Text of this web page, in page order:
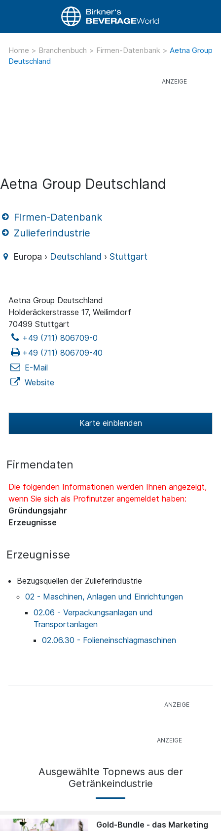
Home > Branchenbuch > Firmen-Datenbank > Aetna Group
Deutschland
Aetna Group Deutschland
Firmen-Datenbank
Zulieferindustrie
Europa › Deutschland ›Stuttgart
Aetna Group Deutschland
Holderäckerstrasse 17, Weilimdorf
70499 Stuttgart
+49 (711) 806709-0
+49 (711) 806709-40
E-Mail
Website
Karte einblenden
Firmendaten
Die folgenden Informationen werden Ihnen angezeigt,
wenn Sie sich als Profinutzer angemeldet haben:
Gründungsjahr
Erzeugnisse
Erzeugnisse
Bezugsquellen der Zulieferindustrie
02 - Maschinen, Anlagen und Einrichtungen
02.06 - Verpackungsanlagen und
Transportanlagen
02.06.30 - Folieneinschlagmaschinen
Ausgewählte Topnews aus der
Getränkeindustrie
Gold-Bundle - das Marketing